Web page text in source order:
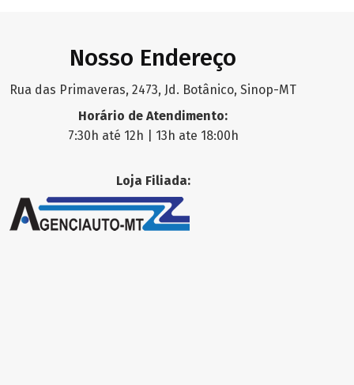
Nosso Endereço
Rua das Primaveras, 2473, Jd. Botânico, Sinop-MT
Horário de Atendimento:
7:30h até 12h | 13h ate 18:00h
Loja Filiada: